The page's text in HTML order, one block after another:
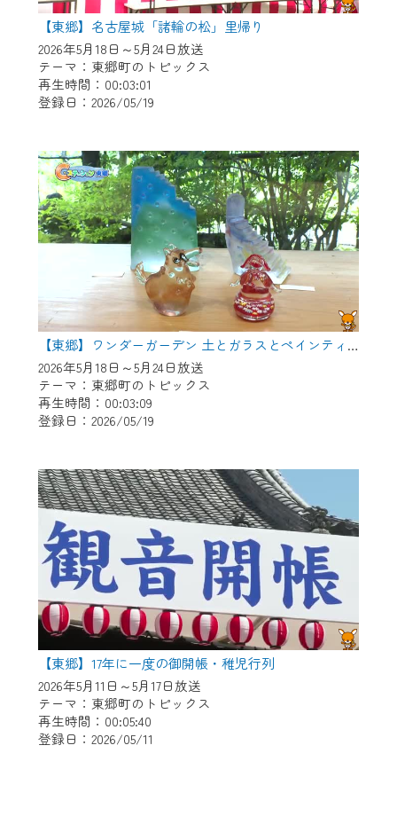
【東郷】名古屋城「諸輪の松」里帰り
2026年5月18日～5月24日放送
テーマ：東郷町のトピックス
再生時間：00:03:01
登録日：2026/05/19
【東郷】ワンダーガーデン 土とガラスとペインティング
2026年5月18日～5月24日放送
テーマ：東郷町のトピックス
再生時間：00:03:09
登録日：2026/05/19
【東郷】17年に一度の御開帳・稚児行列
2026年5月11日～5月17日放送
テーマ：東郷町のトピックス
再生時間：00:05:40
登録日：2026/05/11